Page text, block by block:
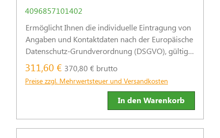
4096857101402
Ermöglicht Ihnen die individuelle Eintragung von
Angaben und Kontaktdaten nach der Europäische
Datenschutz-Grundverordnung (DSGVO), gültig
ab dem 25.05.2018.
311,60 € 370,80 € brutto
Preise zzgl. Mehrwertsteuer und Versandkosten
In den Warenkorb